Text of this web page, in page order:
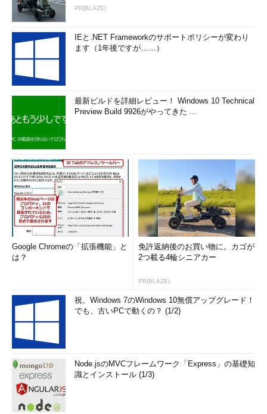
PR(BLAZE)
IEと.NET Frameworkのサポートポリシーが変わり
ます（1年後ですが……）
最新ビルドを詳細レビュー！ Windows 10 Technical
Preview Build 9926がやってきた ...
Google Chromeの「拡張機能」と
は？
免許返納後のお買い物に。カゴが
2つ載る4輪シニアカー
PR(BLAZE)
祝、Windows 7のWindows 10無償アップグレード！
でも、古いPCで動くの？ (1/2)
Node.jsのMVCフレームワーク「Express」の基礎知
識とインストール (1/3)